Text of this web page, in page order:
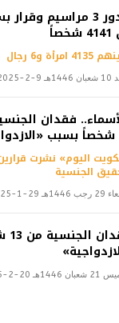
صدور 3 مراسيم
امرأة و6 رجال
2-2025م
فقدان
اليوم» نشرت
الجنسية
29-1-2025م
1446هـ 20-2-2025م